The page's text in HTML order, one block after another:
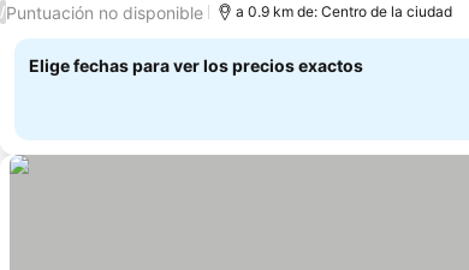
/Puntuación no disponible a 0.9 km de: Centro de la ciudad
Elige fechas para ver los precios exactos